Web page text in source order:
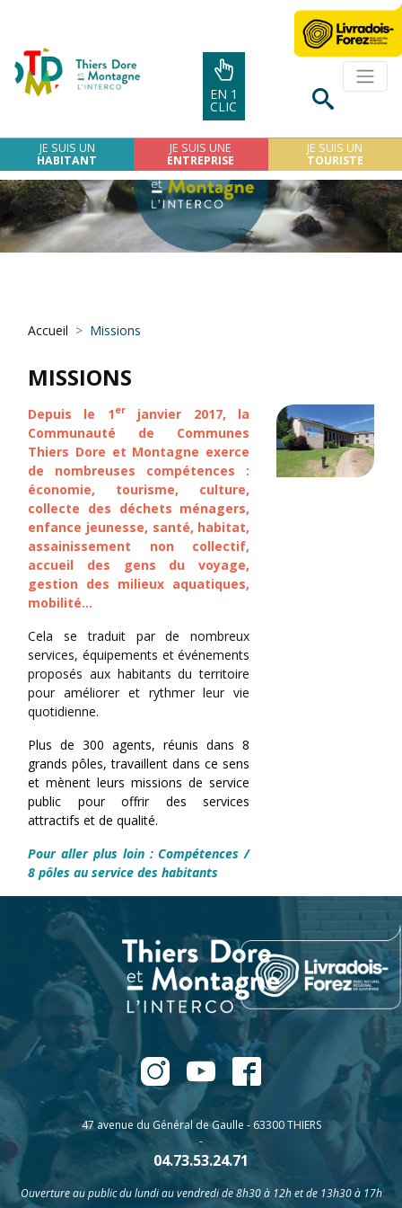
EN 1
CLIC
JE SUIS UN
HABITANT
JE SUIS UNE
ENTREPRISE
JE SUIS UN
TOURISTE
Accueil Missions
MISSIONS
Depuis le 1 erjanvier 2017, la
Communauté de Communes
Thiers Dore et Montagne exerce
de nombreuses compétences :
économie, tourisme, culture,
collecte des déchets ménagers,
enfance jeunesse, santé, habitat,
assainissement non collectif,
accueil des gens du voyage,
gestion des milieux aquatiques,
mobilité...
Cela se traduit par de nombreux
services, équipements et événements
proposés aux habitants du territoire
pour améliorer et rythmer leur vie
quotidienne.
Plus de 300 agents, réunis dans 8
grands pôles, travaillent dans ce sens
et mènent leurs missions de service
public pour offrir des services
attractifs et de qualité.
Pour aller plus loin :Compétences/
8 pôles au service des habitants
47 avenue du Général de Gaulle - 63300 THIERS
-
04.73.53.24.71
Ouverture au public du lundi au vendredi de 8h30 à 12h et de 13h30 à 17h